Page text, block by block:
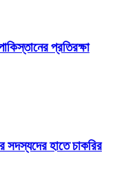
প্রতিরক্ষা
হাতে চাকরির